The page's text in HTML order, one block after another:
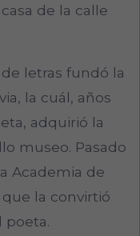
de la calle
letras fundó la
la cuál, años
adquirió la
museo. Pasado
Academia de
que la convirtió
poeta.